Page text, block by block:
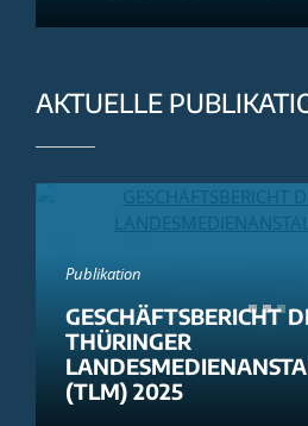
AKTUELLE
Publikation
GESCHÄFTSBERICHT
THÜRINGER
(TLM) 2025